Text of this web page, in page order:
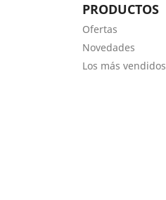
PRODUCTOS
Ofertas
Novedades
Los más vendidos